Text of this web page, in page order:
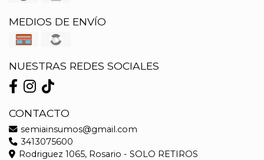
MEDIOS DE ENVÍO
NUESTRAS REDES SOCIALES
CONTACTO
semiainsumos@gmail.com
3413075600
Rodriguez 1065, Rosario - SOLO RETIROS